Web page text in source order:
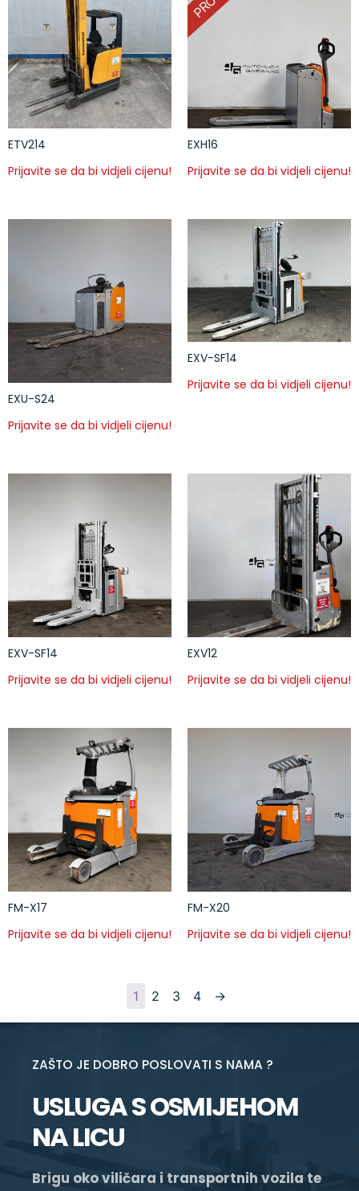
ETV214
Prijavite se da bi vidjeli cijenu!
EXH16
Prijavite se da bi vidjeli cijenu!
EXU-S24
Prijavite se da bi vidjeli cijenu!
EXV-SF14
Prijavite se da bi vidjeli cijenu!
EXV-SF14
Prijavite se da bi vidjeli cijenu!
EXV12
Prijavite se da bi vidjeli cijenu!
FM-X17
Prijavite se da bi vidjeli cijenu!
FM-X20
Prijavite se da bi vidjeli cijenu!
1 2 3 4 →
ZAŠTO JE DOBRO POSLOVATI S NAMA ?
USLUGA S OSMIJEHOM
NA LICU
Brigu oko viličara i transportnih vozila te